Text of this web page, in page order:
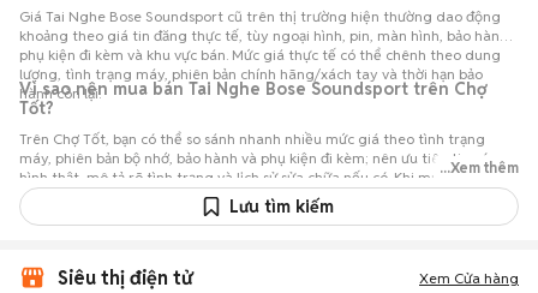
Giá Tai Nghe Bose Soundsport cũ trên thị trường hiện thường dao động
khoảng theo giá tin đăng thực tế, tùy ngoại hình, pin, màn hình, bảo hành,
phụ kiện đi kèm và khu vực bán. Mức giá thực tế có thể chênh theo dung
lượng, tình trạng máy, phiên bản chính hãng/xách tay và thời hạn bảo
hành còn lại.
Vì sao nên mua bán Tai Nghe Bose Soundsport trên Chợ
Tốt?
Trên Chợ Tốt, bạn có thể so sánh nhanh nhiều mức giá theo tình trạng
máy, phiên bản bộ nhớ, bảo hành và phụ kiện đi kèm; nên ưu tiên tin có
hình thật, mô tả rõ tình trạng và lịch sử sửa chữa nếu có. Khi mua Tai Nghe
Bose Soundsport cũ, bạn nên trao đổi rõ với người bán, hẹn kiểm tra trực
tiếp nếu có thể và đối chiếu giá với các tin đăng tương tự trước khi chốt.
...Xem thêm
Lưu tìm kiếm
Siêu thị điện tử Xem Cửa hàng